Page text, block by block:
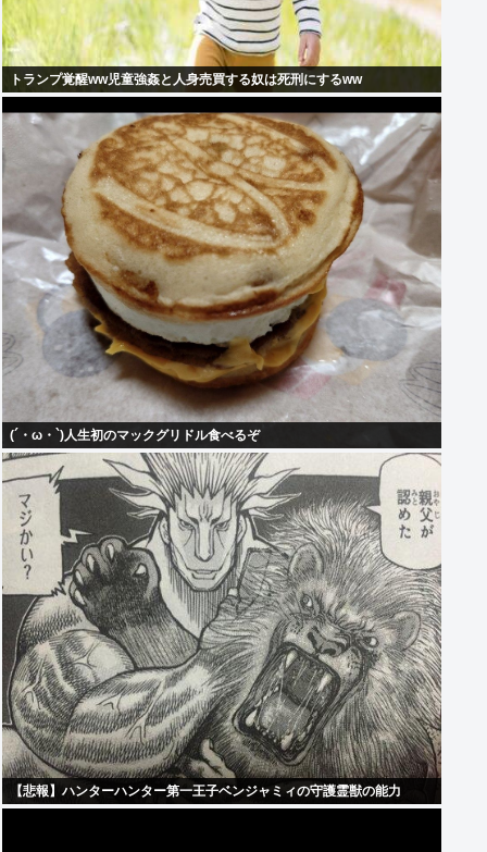
トランプ覚醒ww児童強姦と人身売買する奴は死刑にするww
(´・ω・`)人生初のマックグリドル食べるぞ
【悲報】ハンターハンター第一王子ベンジャミィの守護霊獣の能力